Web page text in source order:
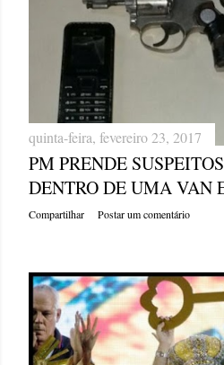
quinta-feira, fevereiro 23, 2017
PM PRENDE
DENTRO DE UMA VAN
Compartilhar Postar um comentário